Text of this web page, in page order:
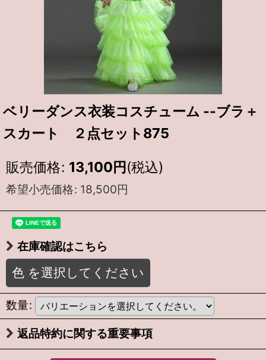
ベリーダンス衣装コスチューム --ブラ＋
スカート ２点セット875
販売価格: 13,100円(税込)
希望小売価格: 18,500円
在庫確認はこちら
色 を選択してください
数量:
返品特約に関する重要事項